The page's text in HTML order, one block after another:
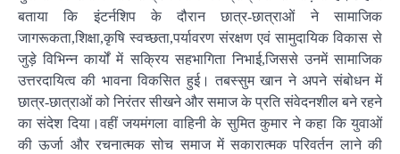
बताया कि इंटर्नशिप के दौरान छात्र-छात्राओं ने सामाजिक
जागरूकता,शिक्षा,कृषि स्वच्छता,पर्यावरण संरक्षण एवं सामुदायिक विकास से
जुड़े विभिन्न कार्यों में सक्रिय सहभागिता निभाई,जिससे उनमें सामाजिक
उत्तरदायित्व की भावना विकसित हुई। तबस्सुम खान ने अपने संबोधन में
छात्र-छात्राओं को निरंतर सीखने और समाज के प्रति संवेदनशील बने रहने
का संदेश दिया।वहीं जयमंगला वाहिनी के सुमित कुमार ने कहा कि युवाओं
की ऊर्जा और रचनात्मक सोच समाज में सकारात्मक परिवर्तन लाने की